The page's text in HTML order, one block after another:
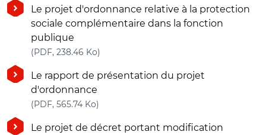
Le projet d'ordonnance relative à la protection
sociale complémentaire dans la fonction
publique
(PDF, 238.46 Ko)
Le rapport de présentation du projet
d'ordonnance
(PDF, 565.74 Ko)
Le projet de décret portant modification